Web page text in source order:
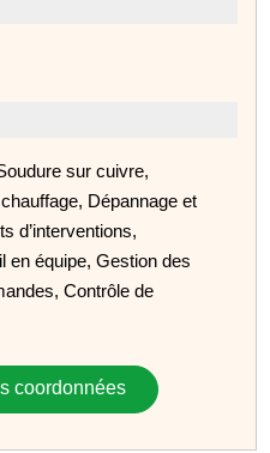
sur cuivre,
Dépannage et
d’interventions,
en équipe, Gestion des
Contrôle de
coordonnées